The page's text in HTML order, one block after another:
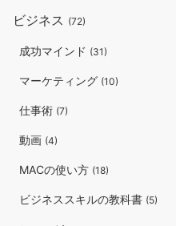
ビジネス (72)
成功マインド (31)
マーケティング (10)
仕事術 (7)
動画 (4)
MACの使い方 (18)
ビジネススキルの教科書 (5)